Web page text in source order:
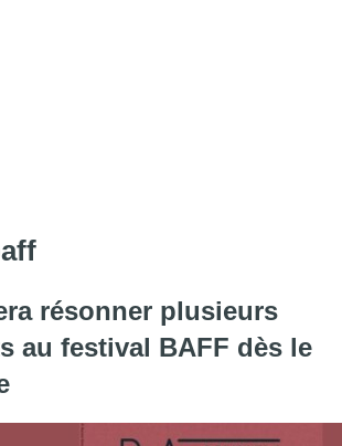
résonner plusieurs
au festival BAFF dès le